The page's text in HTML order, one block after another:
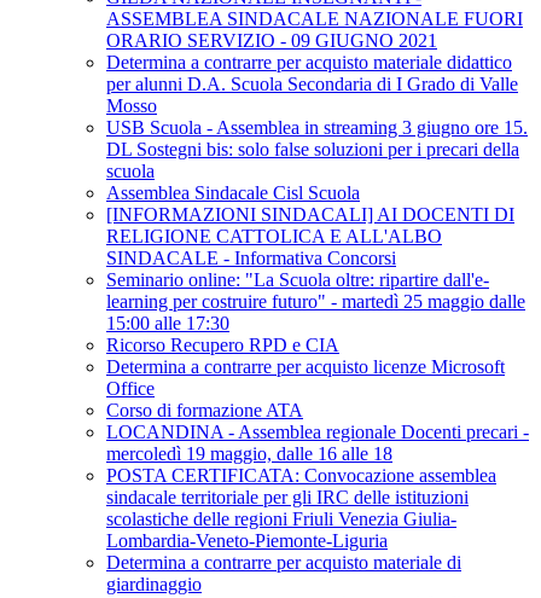
ASSEMBLEA SINDACALE NAZIONALE FUORI
ORARIO SERVIZIO - 09 GIUGNO 2021
Determina a contrarre per acquisto materiale didattico
per alunni D.A. Scuola Secondaria di I Grado di Valle
Mosso
USB Scuola - Assemblea in streaming 3 giugno ore 15.
DL Sostegni bis: solo false soluzioni per i precari della
scuola
Assemblea Sindacale Cisl Scuola
[INFORMAZIONI SINDACALI] AI DOCENTI DI
RELIGIONE CATTOLICA E ALL'ALBO
SINDACALE - Informativa Concorsi
Seminario online: "La Scuola oltre: ripartire dall'e-
learning per costruire futuro" - martedì 25 maggio dalle
15:00 alle 17:30
Ricorso Recupero RPD e CIA
Determina a contrarre per acquisto licenze Microsoft
Office
Corso di formazione ATA
LOCANDINA - Assemblea regionale Docenti precari -
mercoledì 19 maggio, dalle 16 alle 18
POSTA CERTIFICATA: Convocazione assemblea
sindacale territoriale per gli IRC delle istituzioni
scolastiche delle regioni Friuli Venezia Giulia-
Lombardia-Veneto-Piemonte-Liguria
Determina a contrarre per acquisto materiale di
giardinaggio